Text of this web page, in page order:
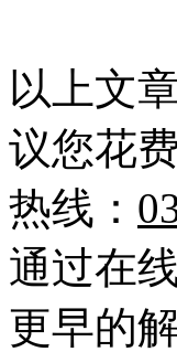
以上文
议您花
热线：
通过在
更早的